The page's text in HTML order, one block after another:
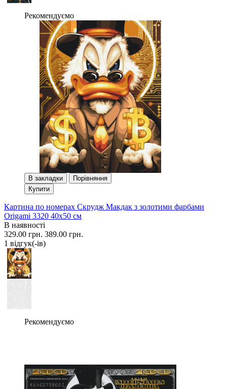
Рекомендуємо
В закладки
Порівняння
Купити
Картина по номерах Скрудж Макдак з золотими фарбами
Origami 3320 40x50 см
В наявності
329.00 грн. 389.00 грн.
1 вiдгук(-iв)
Рекомендуємо